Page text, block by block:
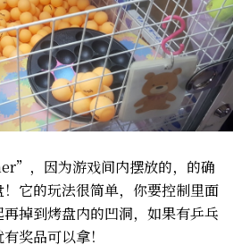
，因为游戏间内摆放的，的确
它的玩法很简单，你要控制里面
掉到烤盘内的凹洞，如果有乒乓
奖品可以拿！